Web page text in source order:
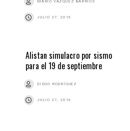
MARIO VÁZQUEZ BARRIOS
JULIO 27, 2016
Alistan simulacro por sismo
para el 19 de septiembre
DIEGO RODRÍGUEZ
JULIO 27, 2016